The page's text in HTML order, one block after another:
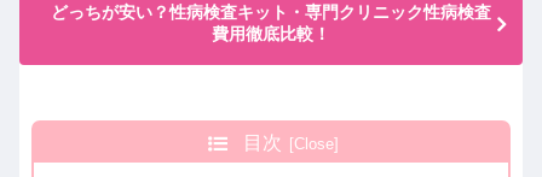
どっちが安い？性病検査キット・専門クリニック性病検査
費用徹底比較！
目次